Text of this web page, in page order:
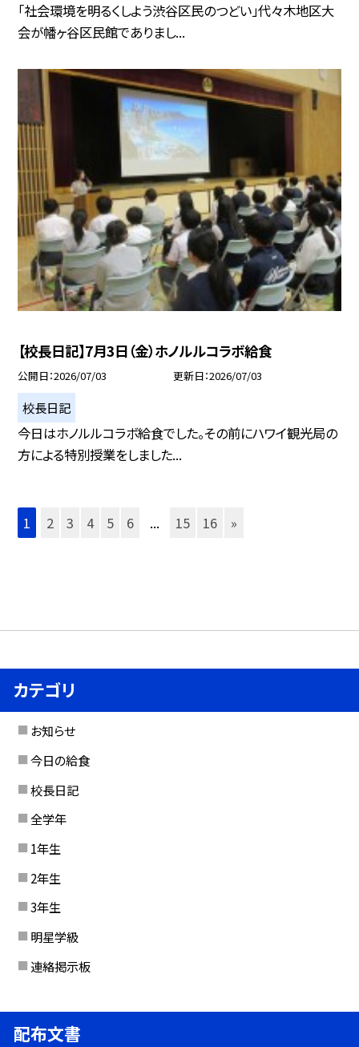
「社会環境を明るくしよう渋谷区民のつどい」代々木地区大
会が幡ヶ谷区民館でありまし...
【校長日記】7月3日（金）ホノルルコラボ給食
公開日 2026/07/03 更新日 2026/07/03
校長日記
今日はホノルルコラボ給食でした。その前にハワイ観光局の
方による特別授業をしました...
1 2 3 4 5 6 ... 15 16 »
カテゴリ
お知らせ
今日の給食
校長日記
全学年
1年生
2年生
3年生
明星学級
連絡掲示板
配布文書